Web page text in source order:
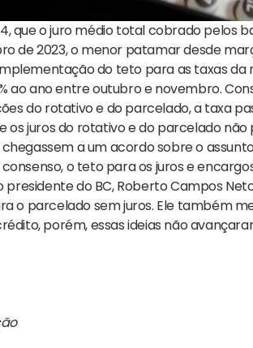
que o juro médio total cobrado pelos
de 2023, o menor patamar desde
do teto para as taxas da
ao ano entre outubro e novembro.
do rotativo e do parcelado, a taxa
os juros do rotativo e do parcelado não
a um acordo sobre o
o teto para os juros e
presidente do BC, Roberto Campos
o parcelado sem juros. Ele também
porém, essas ideias não